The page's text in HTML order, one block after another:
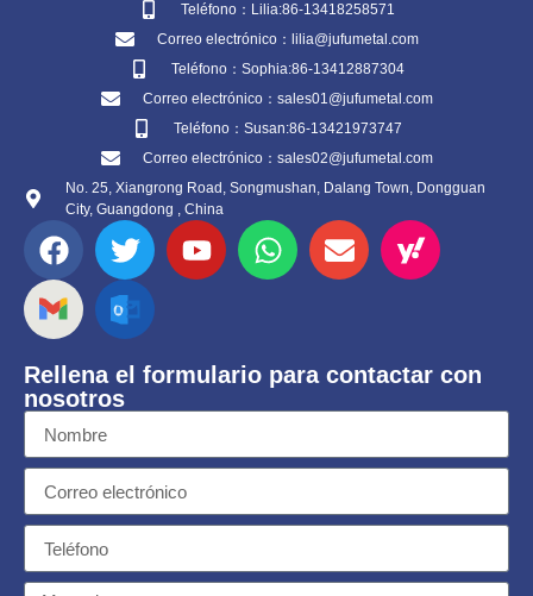
Teléfono：Lilia:86-13418258571
Correo electrónico：lilia@jufumetal.com
Teléfono：Sophia:86-13412887304
Correo electrónico：sales01@jufumetal.com
Teléfono：Susan:86-13421973747
Correo electrónico：sales02@jufumetal.com
No. 25, Xiangrong Road, Songmushan, Dalang Town, Dongguan
City, Guangdong , China
Rellena el formulario para contactar con
nosotros